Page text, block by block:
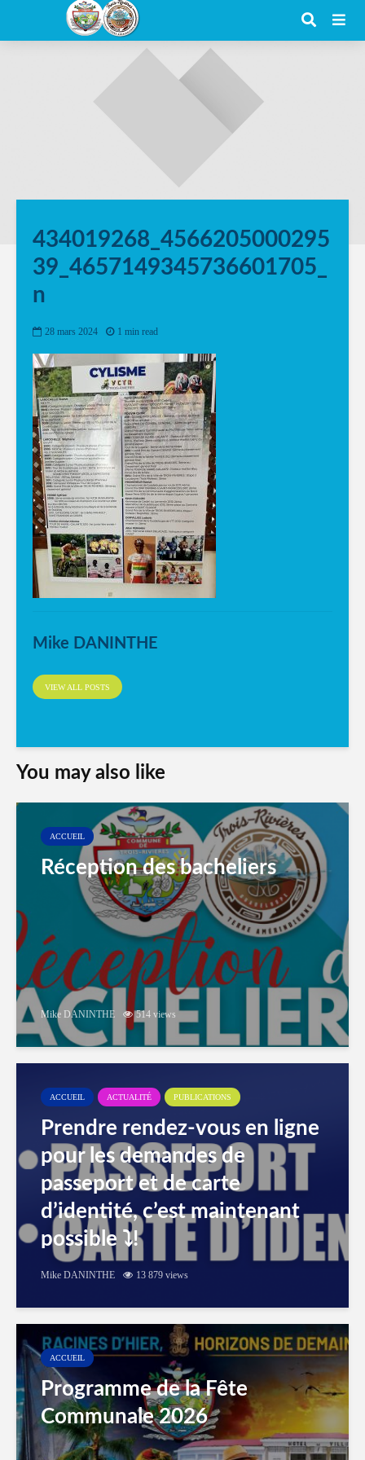
434019268_4566205000295
39_4657149345736601705_
n
28 mars 2024 1 min read
Mike DANINTHE
VIEW ALL POSTS
You may also like
ACCUEIL
Réception des bacheliers
Mike DANINTHE 514 views
ACCUEIL ACTUALITÉ PUBLICATIONS
Prendre rendez-vous en ligne
pour les demandes de
passeport et de carte
d’identité, c’est maintenant
possible ⤵️!
Mike DANINTHE 13 879 views
ACCUEIL
Programme de la Fête
Communale 2026